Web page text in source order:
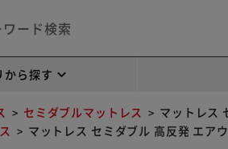
から探す
セミダブルマットレス
マットレス
マットレス セミダブル 高反発 エア